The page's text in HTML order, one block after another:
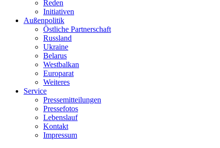
Reden
Initiativen
Außenpolitik
Östliche Partnerschaft
Russland
Ukraine
Belarus
Westbalkan
Europarat
Weiteres
Service
Pressemitteilungen
Pressefotos
Lebenslauf
Kontakt
Impressum